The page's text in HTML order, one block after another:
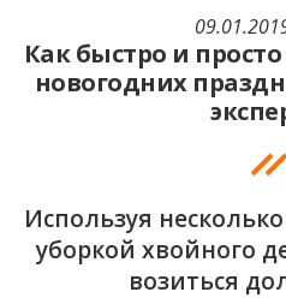
Как быстро и
новогодних
Используя
уборкой хвойного
возиться